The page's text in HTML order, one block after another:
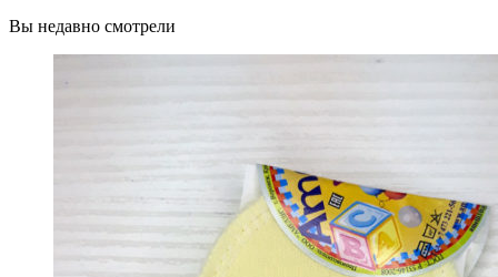
Вы недавно смотрели